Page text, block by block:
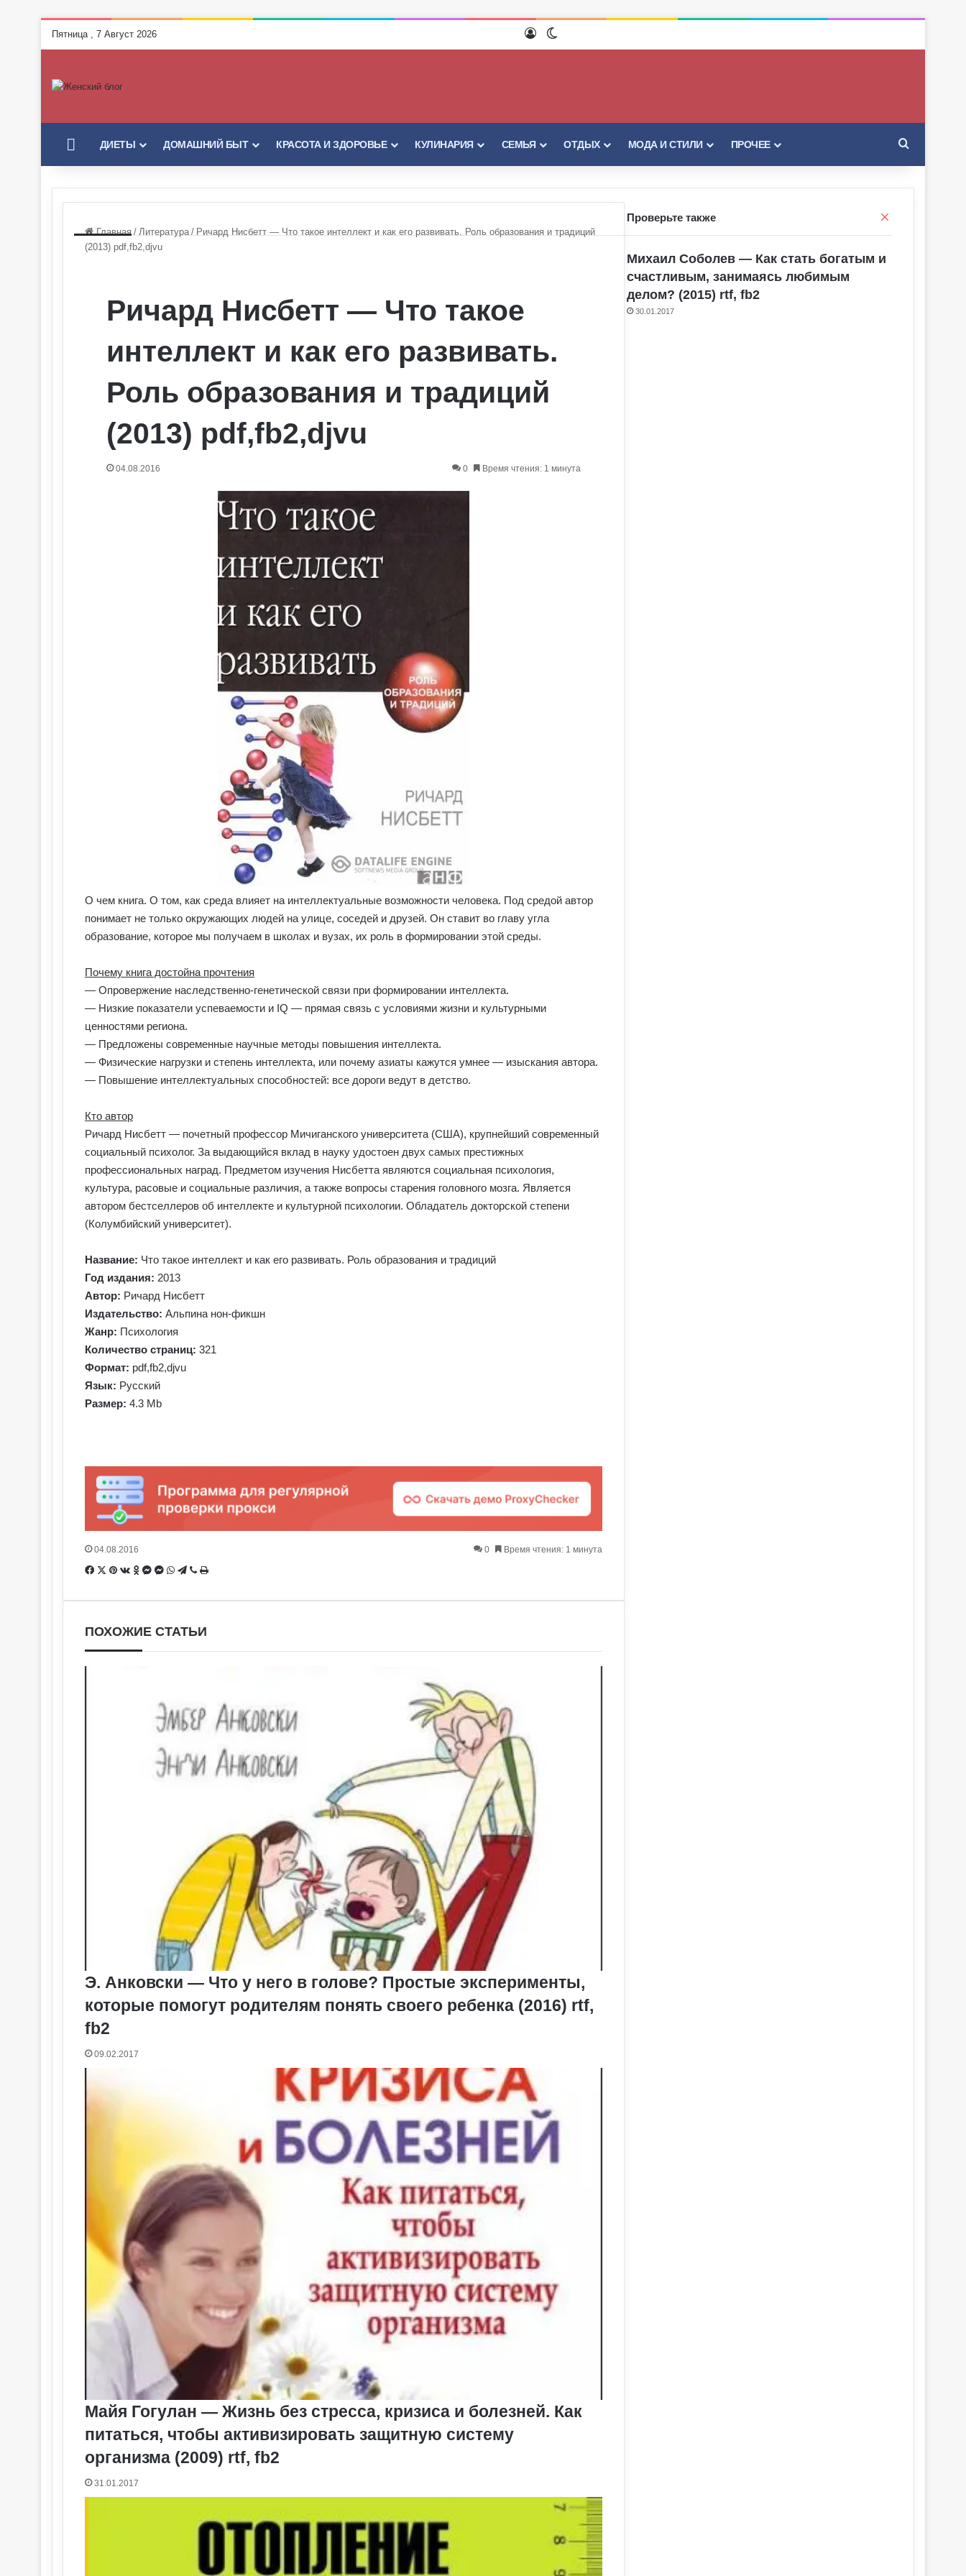
Пятница , 7 Август 2026 ВойтиSwitch skin
ГЛАВНАЯ
ДИЕТЫ ДОМАШНИЙ БЫТ КРАСОТА И ЗДОРОВЬЕ КУЛИНАРИЯ СЕМЬЯ ОТДЫХ МОДА И СТИЛИ ПРОЧЕЕ
Главная / Литература / Ричард Нисбетт — Что такое интеллект и как его развивать. Роль образования и традиций
(2013) pdf,fb2,djvu
Ричард Нисбетт — Что такое
интеллект и как его развивать.
Роль образования и традиций
(2013) pdf,fb2,djvu
04.08.2016 0 Время чтения: 1 минута
О чем книга. О том, как среда влияет на интеллектуальные возможности человека. Под средой автор
понимает не только окружающих людей на улице, соседей и друзей. Он ставит во главу угла
образование, которое мы получаем в школах и вузах, их роль в формировании этой среды.
Почему книга достойна прочтения
— Опровержение наследственно-генетической связи при формировании интеллекта.
— Низкие показатели успеваемости и IQ — прямая связь с условиями жизни и культурными
ценностями региона.
— Предложены современные научные методы повышения интеллекта.
— Физические нагрузки и степень интеллекта, или почему азиаты кажутся умнее — изыскания автора.
— Повышение интеллектуальных способностей: все дороги ведут в детство.
Кто автор
Ричард Нисбетт — почетный профессор Мичиганского университета (США), крупнейший современный
социальный психолог. За выдающийся вклад в науку удостоен двух самых престижных
профессиональных наград. Предметом изучения Нисбетта являются социальная психология,
культура, расовые и социальные различия, а также вопросы старения головного мозга. Является
автором бестселлеров об интеллекте и культурной психологии. Обладатель докторской степени
(Колумбийский университет).
Название: Что такое интеллект и как его развивать. Роль образования и традиций
Год издания: 2013
Автор: Ричард Нисбетт
Издательство: Альпина нон-фикшн
Жанр: Психология
Количество страниц: 321
Формат: pdf,fb2,djvu
Язык: Русский
Размер: 4.3 Mb
04.08.2016 0 Время чтения: 1 минута
Facebook
X Pinterest
Вконтакте
Одноклассники
Messenger
Messenger
WhatsApp
Telegram
ViberПечатать
ПОХОЖИЕ СТАТЬИ
Э. Анковски — Что у него в голове? Простые эксперименты,
которые помогут родителям понять своего ребенка (2016) rtf,
fb2
09.02.2017
Майя Гогулан — Жизнь без стресса, кризиса и болезней. Как
питаться, чтобы активизировать защитную систему
организма (2009) rtf, fb2
31.01.2017
Проверьте также
Михаил Соболев — Как стать богатым и
счастливым, занимаясь любимым
делом? (2015) rtf, fb2
30.01.2017